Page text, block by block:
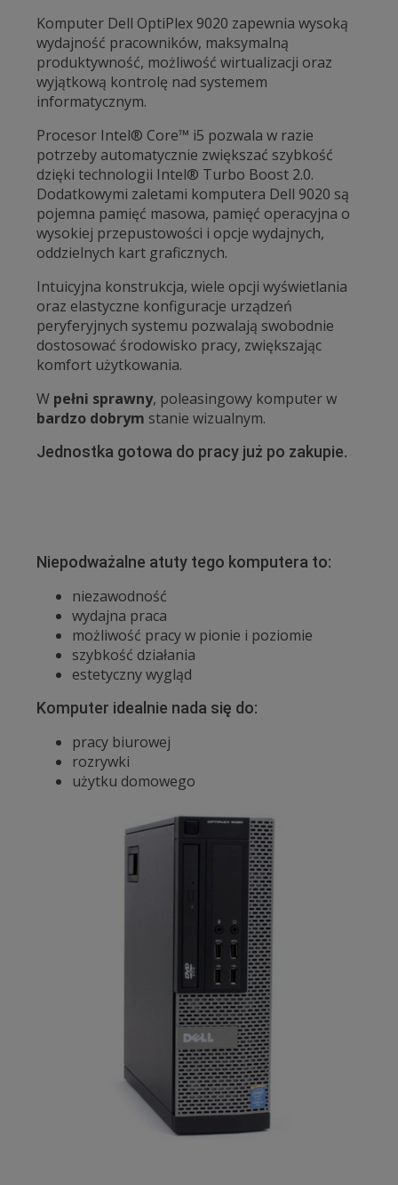
Komputer Dell OptiPlex 9020 zapewnia wysoką
wydajność pracowników, maksymalną
produktywność, możliwość wirtualizacji oraz
wyjątkową kontrolę nad systemem
informatycznym.
Procesor Intel® Core™ i5 pozwala w razie
potrzeby automatycznie zwiększać szybkość
dzięki technologii Intel® Turbo Boost 2.0.
Dodatkowymi zaletami komputera Dell 9020 są
pojemna pamięć masowa, pamięć operacyjna o
wysokiej przepustowości i opcje wydajnych,
oddzielnych kart graficznych.
Intuicyjna konstrukcja, wiele opcji wyświetlania
oraz elastyczne konfiguracje urządzeń
peryferyjnych systemu pozwalają swobodnie
dostosować środowisko pracy, zwiększając
komfort użytkowania.
W pełni sprawny, poleasingowy komputer w
bardzo dobrym stanie wizualnym.
Jednostka gotowa do pracy już po zakupie.
Niepodważalne atuty tego komputera to:
niezawodność
wydajna praca
możliwość pracy w pionie i poziomie
szybkość działania
estetyczny wygląd
Komputer idealnie nada się do:
pracy biurowej
rozrywki
użytku domowego